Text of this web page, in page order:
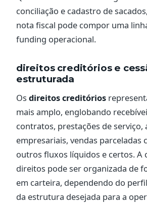
conciliação e cadastro de
nota fiscal pode compor uma
funding operacional.
direitos creditórios e
estruturada
Os direitos creditórios
mais amplo, englobando
contratos, prestações de serviço,
empresariais, vendas parceladas
outros fluxos líquidos e certos. A
direitos pode ser organizada de
em carteira, dependendo do
da estrutura desejada para a